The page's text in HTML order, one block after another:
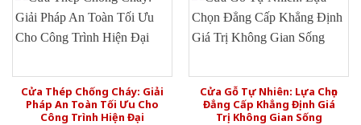
Cửa Thép Chống Cháy: Giải
Pháp An Toàn Tối Ưu Cho
Công Trình Hiện Đại
Cửa Gỗ Tự Nhiên: Lựa Chọn
Đẳng Cấp Khẳng Định Giá
Trị Không Gian Sống